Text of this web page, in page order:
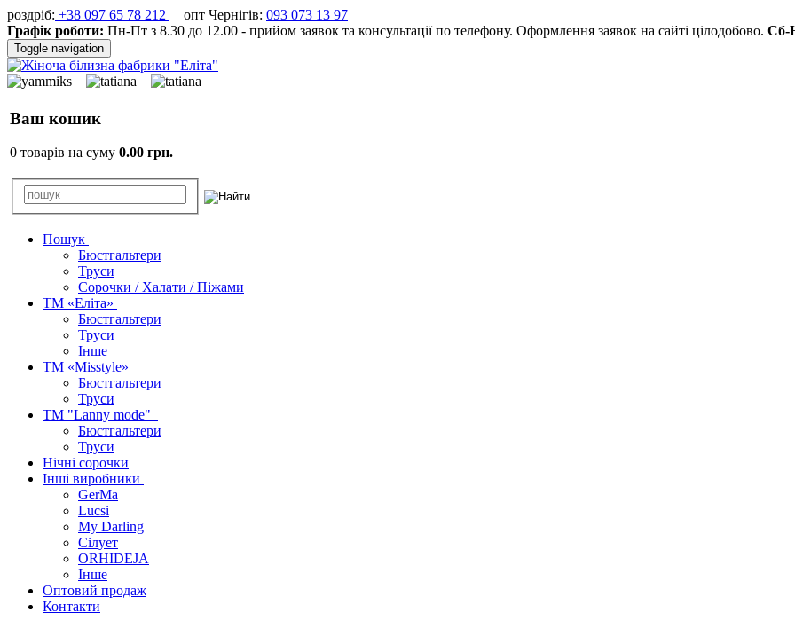
роздріб: +38 097 65 78 212 опт Чернігів: 093 073 13 97
Графік роботи: Пн-Пт з 8.30 до 12.00 - прийом заявок та консультації по телефону. Оформлення заявок на сайті цілодобово. Сб-
Toggle navigation
Ваш кошик
0 товарів на суму 0.00 грн.
Пошук
Бюстгальтери
Труси
Сорочки / Халати / Піжами
ТМ «Еліта»
Бюстгальтери
Труси
Інше
ТМ «Misstyle»
Бюстгальтери
Труси
ТМ "Lanny mode"
Бюстгальтери
Труси
Нічні сорочки
Інші виробники
GerMa
Lucsi
My Darling
Сілует
ORHIDEJA
Інше
Оптовий продаж
Контакти